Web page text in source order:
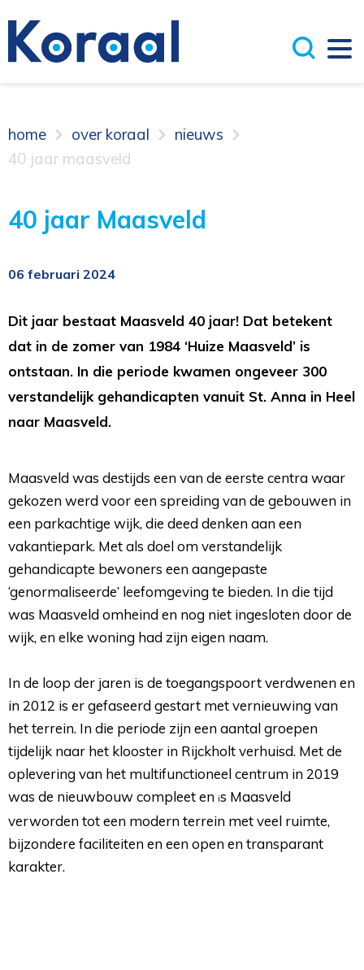
home over koraal
nieuws
40 jaar maasveld
40 jaar Maasveld
06 februari 2024
Dit jaar bestaat Maasveld 40 jaar! Dat betekent
dat in de zomer van 1984 ‘Huize Maasveld’ is
ontstaan. In die periode kwamen ongeveer 300
verstandelijk gehandicapten vanuit St. Anna in Heel
naar Maasveld.
Maasveld was destijds een van de eerste centra waar
gekozen werd voor een spreiding van de gebouwen in
een parkachtige wijk, die deed denken aan een
vakantiepark. Met als doel om verstandelijk
gehandicapte bewoners een aangepaste
‘genormaliseerde’ leefomgeving te bieden. In die tijd
was Maasveld omheind en nog niet ingesloten door de
wijk, en elke woning had zijn eigen naam.
In de loop der jaren is de toegangspoort verdwenen en
in 2012 is er gefaseerd gestart met vernieuwing van
het terrein. In die periode zijn een aantal groepen
tijdelijk naar het klooster in Rijckholt verhuisd. Met de
oplevering van het multifunctioneel centrum in 2019
was de nieuwbouw compleet en is Maasveld
verworden tot een modern terrein met veel ruimte,
bijzondere faciliteiten en een open en transparant
karakter.